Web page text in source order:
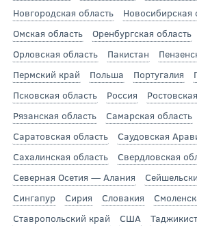
Новгородская область
Новосибирская
Омская область
Оренбургская область
Орловская область
Пакистан
Пермский край
Польша Португалия
Псковская область
Россия
Рязанская область
Самарская область
Саратовская область
Саудовская
Сахалинская область
Свердловская
Северная Осетия — Алания
Сингапур
Сирия Словакия
Ставропольский край
США